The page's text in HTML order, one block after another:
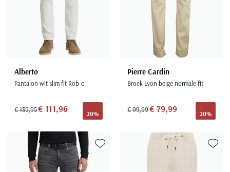
Alberto
Pantalon wit slim fit Rob-o
€ 139,95€ 111,96
-
20%
Pierre Cardin
Broek Lyon beige normale fit
€ 99,99€ 79,99
-
20%